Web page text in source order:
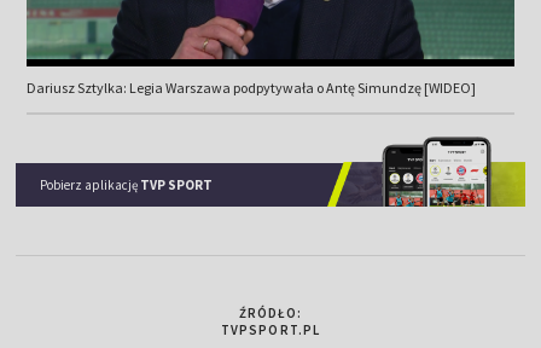
Dariusz Sztylka: Legia Warszawa podpytywała o Antę Simundzę [WIDEO]
Pobierz aplikację TVP SPORT
ŹRÓDŁO:
TVPSPORT.PL